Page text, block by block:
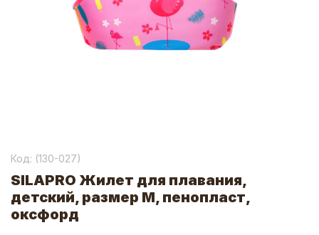
Код: (130-027)
SILAPRO Жилет для плавания,
детский, размер М, пенопласт,
оксфорд